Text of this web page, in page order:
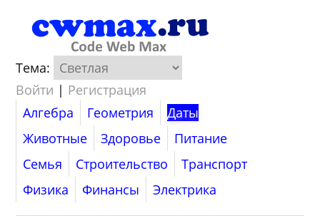
Тема:
Войти | Регистрация
Алгебра
Геометрия
Даты
Животные
Здоровье
Питание
Семья
Строительство
Транспорт
Физика
Финансы Электрика